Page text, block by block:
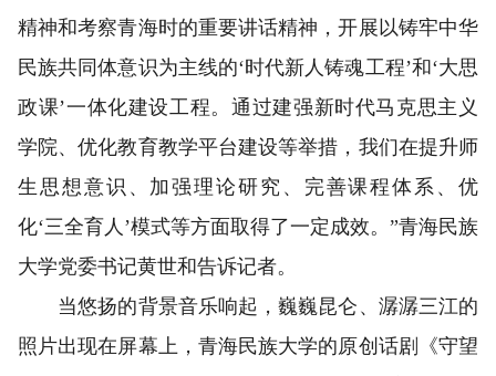
精神和考察青海时的重要讲话精神，开展以铸牢中华
民族共同体意识为主线的‘时代新人铸魂工程’和‘大思
政课’一体化建设工程。通过建强新时代马克思主义
学院、优化教育教学平台建设等举措，我们在提升师
生思想意识、加强理论研究、完善课程体系、优
化‘三全育人’模式等方面取得了一定成效。”青海民族
大学党委书记黄世和告诉记者。
当悠扬的背景音乐响起，巍巍昆仑、潺潺三江的
照片出现在屏幕上，青海民族大学的原创话剧《守望